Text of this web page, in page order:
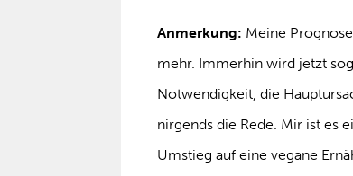
Anmerkung: Meine
mehr. Immerhin wird jetzt
Notwendigkeit, die
nirgends die Rede. Mir ist es
Umstieg auf eine vegane